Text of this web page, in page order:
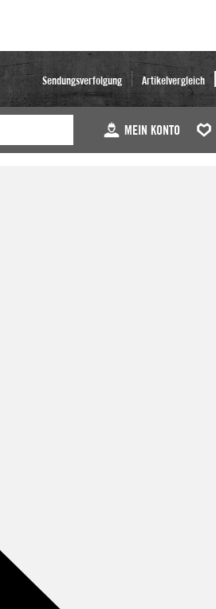
Sendungsverfolgung Artikelvergleich
MEIN KONTO